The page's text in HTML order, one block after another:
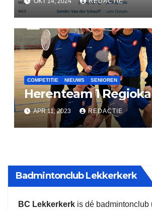
COMPETITIE NIEUWS SENIOREN
Herenteam 1
APR 11, 2023 REDACTIE
Badmintonclub Lekkerkerk
BC Lekkerkerk is dé badmintonclub